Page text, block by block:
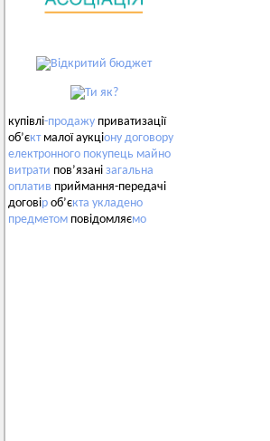
купівлі-продажу приватизації
об’єктмалої аукціону договору
електронного покупець майно
витрати пов’язані загальна
оплатив приймання-передачі
договір об’єкта укладено
предметом повідомляємо